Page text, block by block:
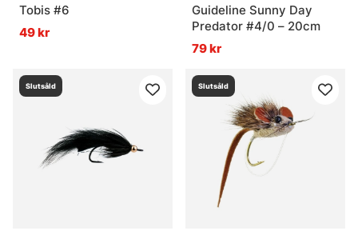
Tobis #6
49 kr
Guideline Sunny Day
Predator #4/0 – 20cm
79 kr
Slutsåld Slutsåld